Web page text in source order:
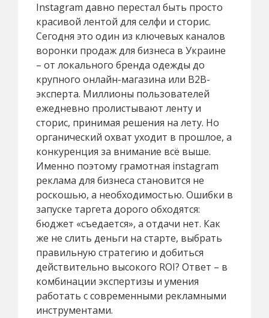
Instagram давно перестал быть просто
красивой лентой для селфи и сторис.
Сегодня это один из ключевых каналов
воронки продаж для бизнеса в Украине
– от локального бренда одежды до
крупного онлайн-магазина или B2B-
эксперта. Миллионы пользователей
ежедневно пролистывают ленту и
сторис, принимая решения на лету. Но
органический охват уходит в прошлое, а
конкуренция за внимание всё выше.
Именно поэтому грамотная instagram
реклама для бизнеса становится не
роскошью, а необходимостью. Ошибки в
запуске таргета дорого обходятся:
бюджет «съедается», а отдачи нет. Как
же не слить деньги на старте, выбрать
правильную стратегию и добиться
действительно высокого ROI? Ответ – в
комбинации экспертизы и умения
работать с современными рекламными
инструментами.